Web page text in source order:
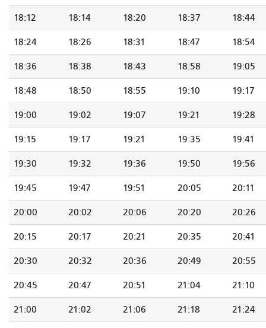
18:12 18:14 18:20 18:37 18:44
18:24 18:26 18:31 18:47 18:54
18:36 18:38 18:43 18:58 19:05
18:48 18:50 18:55 19:10 19:17
19:00 19:02 19:07 19:21 19:28
19:15 19:17 19:21 19:35 19:41
19:30 19:32 19:36 19:50 19:56
19:45 19:47 19:51 20:05 20:11
20:00 20:02 20:06 20:20 20:26
20:15 20:17 20:21 20:35 20:41
20:30 20:32 20:36 20:49 20:55
20:45 20:47 20:51 21:04 21:10
21:00 21:02 21:06 21:18 21:24